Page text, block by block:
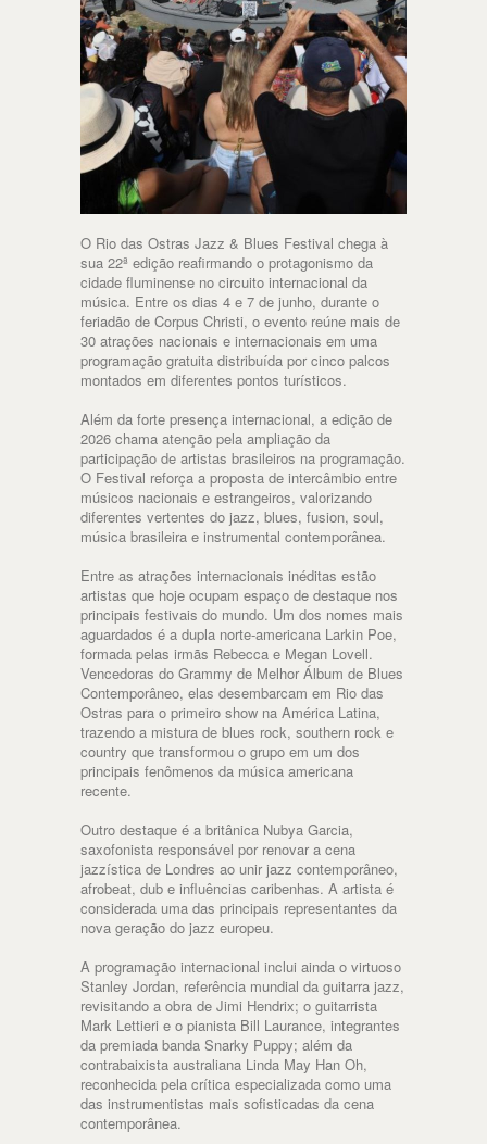
O Rio das Ostras Jazz & Blues Festival chega à
sua 22ª edição reafirmando o protagonismo da
cidade fluminense no circuito internacional da
música. Entre os dias 4 e 7 de junho, durante o
feriadão de Corpus Christi, o evento reúne mais de
30 atrações nacionais e internacionais em uma
programação gratuita distribuída por cinco palcos
montados em diferentes pontos turísticos.
Além da forte presença internacional, a edição de
2026 chama atenção pela ampliação da
participação de artistas brasileiros na programação.
O Festival reforça a proposta de intercâmbio entre
músicos nacionais e estrangeiros, valorizando
diferentes vertentes do jazz, blues, fusion, soul,
música brasileira e instrumental contemporânea.
Entre as atrações internacionais inéditas estão
artistas que hoje ocupam espaço de destaque nos
principais festivais do mundo. Um dos nomes mais
aguardados é a dupla norte-americana Larkin Poe,
formada pelas irmãs Rebecca e Megan Lovell.
Vencedoras do Grammy de Melhor Álbum de Blues
Contemporâneo, elas desembarcam em Rio das
Ostras para o primeiro show na América Latina,
trazendo a mistura de blues rock, southern rock e
country que transformou o grupo em um dos
principais fenômenos da música americana
recente.
Outro destaque é a britânica Nubya Garcia,
saxofonista responsável por renovar a cena
jazzística de Londres ao unir jazz contemporâneo,
afrobeat, dub e influências caribenhas. A artista é
considerada uma das principais representantes da
nova geração do jazz europeu.
A programação internacional inclui ainda o virtuoso
Stanley Jordan, referência mundial da guitarra jazz,
revisitando a obra de Jimi Hendrix; o guitarrista
Mark Lettieri e o pianista Bill Laurance, integrantes
da premiada banda Snarky Puppy; além da
contrabaixista australiana Linda May Han Oh,
reconhecida pela crítica especializada como uma
das instrumentistas mais sofisticadas da cena
contemporânea.